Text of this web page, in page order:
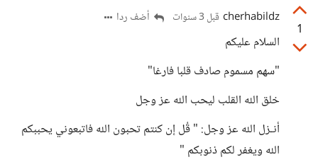
1
cherhabildz قبل 3 سنوات أضف ردا
السلام عليكم
"سهم مسموم صادف قلبا فارغا"
خلق الله القلب ليحب الله عز وجل
أنـزل الله عز وجل: " قُل إن كنتم تحبون الله فاتبعوني يحببكم
الله ويغفر لكم ذنوبكم "